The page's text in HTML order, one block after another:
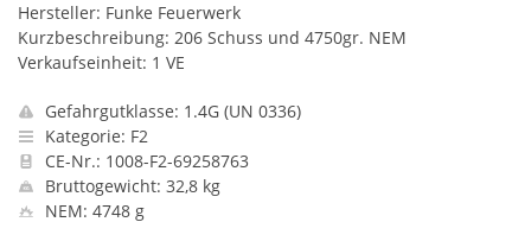
Hersteller: Funke Feuerwerk
Kurzbeschreibung: 206 Schuss und 4750gr. NEM
Verkaufseinheit: 1 VE
Gefahrgutklasse: 1.4G (UN 0336)
Kategorie: F2
CE-Nr.: 1008-F2-69258763
Bruttogewicht: 32,8 kg
NEM: 4748 g